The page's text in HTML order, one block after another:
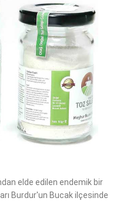
elde edilen endemik bir
Burdur'un Bucak ilçesinde